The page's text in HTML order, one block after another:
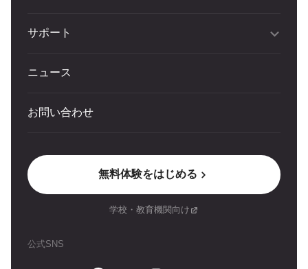
サポート
ニュース
お問い合わせ
無料体験をはじめる
学校・教育機関向け
公式SNS